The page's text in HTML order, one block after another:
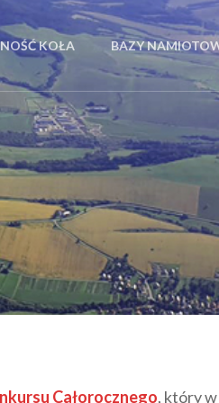
KOŁA BAZY
Całorocznego, który